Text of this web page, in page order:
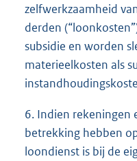
zelfwerkzaamheid
derden
subsidie en worden
materieelkosten als
6. Indien rekeningen
betrekking hebben
loondienst is bij de